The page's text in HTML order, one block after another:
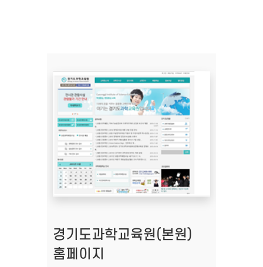
경기도과학교육원(본원)
홈페이지